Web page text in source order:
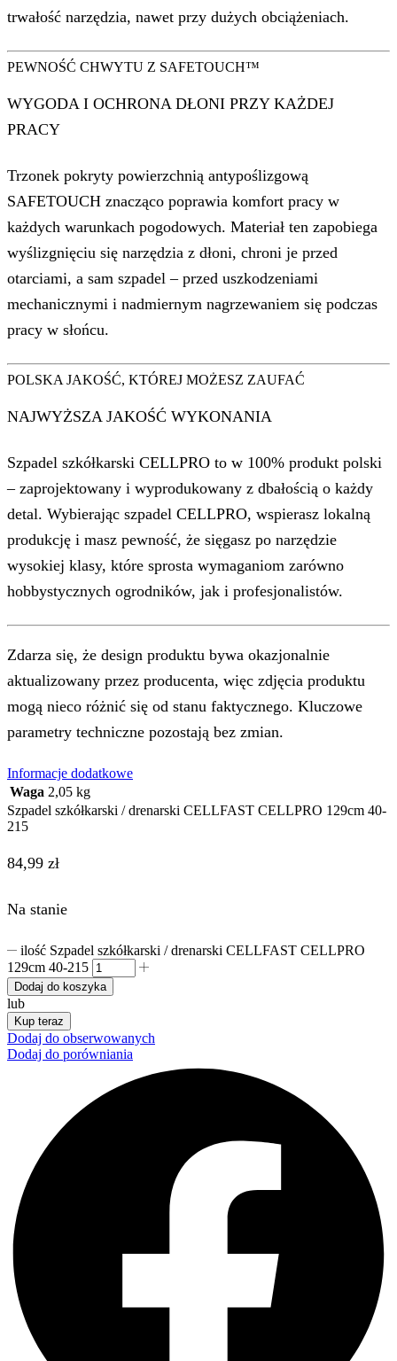
trwałość narzędzia, nawet przy dużych obciążeniach.
PEWNOŚĆ CHWYTU Z SAFETOUCH™
WYGODA I OCHRONA DŁONI PRZY KAŻDEJ
PRACY
Trzonek pokryty powierzchnią antypoślizgową
SAFETOUCH znacząco poprawia komfort pracy w
każdych warunkach pogodowych. Materiał ten zapobiega
wyślizgnięciu się narzędzia z dłoni, chroni je przed
otarciami, a sam szpadel – przed uszkodzeniami
mechanicznymi i nadmiernym nagrzewaniem się podczas
pracy w słońcu.
POLSKA JAKOŚĆ, KTÓREJ MOŻESZ ZAUFAĆ
NAJWYŻSZA JAKOŚĆ WYKONANIA
Szpadel szkółkarski CELLPRO to w 100% produkt polski
– zaprojektowany i wyprodukowany z dbałością o każdy
detal. Wybierając szpadel CELLPRO, wspierasz lokalną
produkcję i masz pewność, że sięgasz po narzędzie
wysokiej klasy, które sprosta wymaganiom zarówno
hobbystycznych ogrodników, jak i profesjonalistów.
Zdarza się, że design produktu bywa okazjonalnie
aktualizowany przez producenta, więc zdjęcia produktu
mogą nieco różnić się od stanu faktycznego. Kluczowe
parametry techniczne pozostają bez zmian.
Informacje dodatkowe
Waga 2,05 kg
Szpadel szkółkarski / drenarski CELLFAST CELLPRO 129cm 40-
215
84,99 zł
Na stanie
ilość Szpadel szkółkarski / drenarski CELLFAST CELLPRO
129cm 40-215
Dodaj do koszyka
lub
Kup teraz
Dodaj do obserwowanych
Dodaj do porówniania